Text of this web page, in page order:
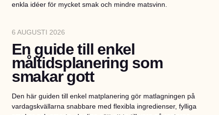
enkla idéer för mycket smak och mindre matsvinn.
6 AUGUSTI 2026
En guide till enkel
måltidsplanering som
smakar gott
Den här guiden till enkel matplanering gör matlagningen på
vardagskvällarna snabbare med flexibla ingredienser, fylliga